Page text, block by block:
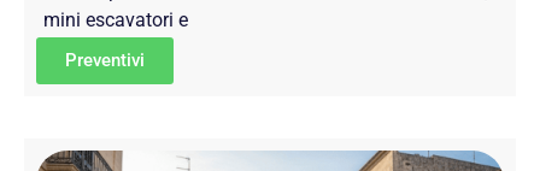
mini escavatori e
Preventivi